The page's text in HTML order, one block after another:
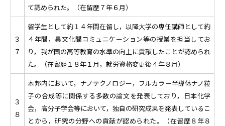
て認められた。（在留歴７年６月）
３
７
留学生として約１４年間在留し，以降大学の専任講師として約
４年間，異文化間コミュニケーション等の授業を担当してお
り，我が国の高等教育の水準の向上に貢献したことが認められ
た。（在留歴１８年１月，就労資格変更後４年８月）
３
８
本邦内において，ナノテクノロジー，フルカラー半導体ナノ粒
子の合成等に関係する多数の論文を発表しており，日本化学
会，高分子学会等において，独自の研究成果を発表しているこ
とから，研究の分野への貢献が認められた。（在留歴８年８